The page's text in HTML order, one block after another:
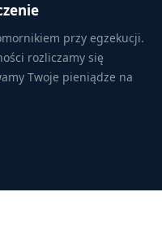
przy egzekucji.
rozliczamy się
Twoje pieniądze na